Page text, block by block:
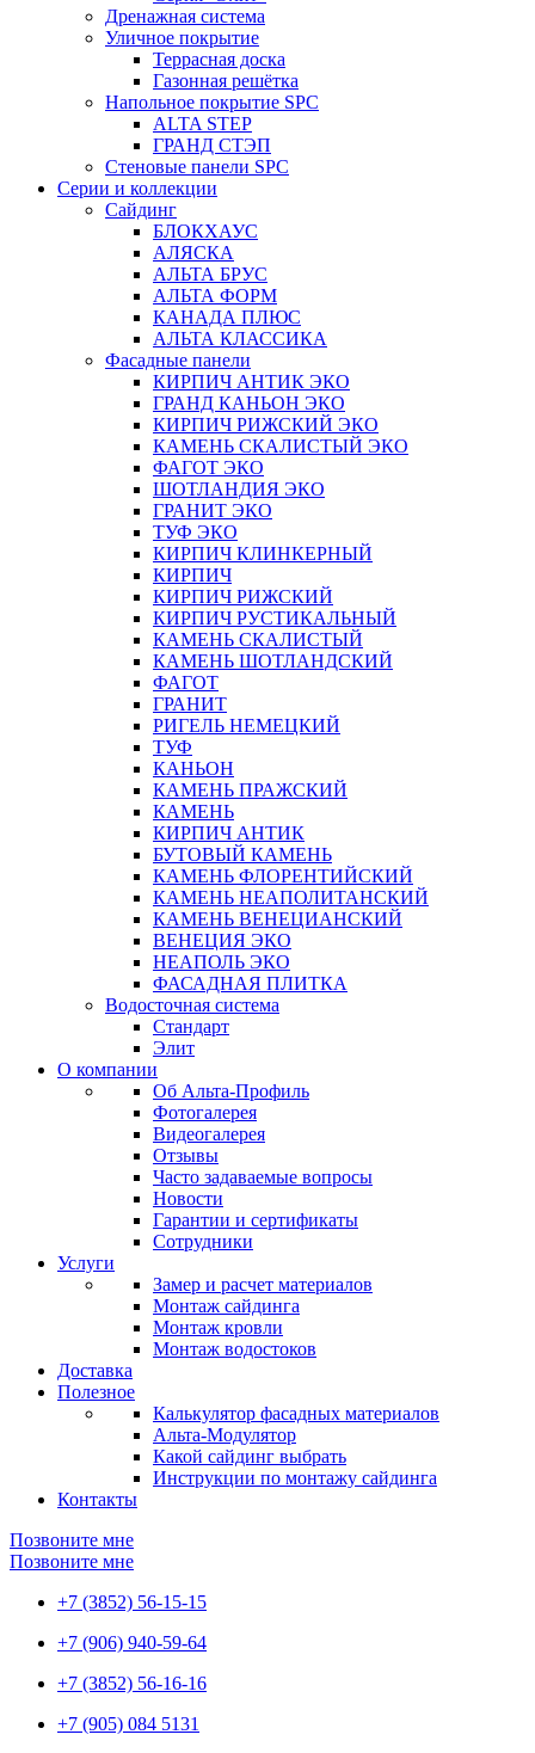
Дренажная система
Уличное покрытие
Террасная доска
Газонная решётка
Напольное покрытие SPC
ALTA STEP
ГРАНД СТЭП
Стеновые панели SPC
Серии и коллекции
Сайдинг
БЛОКХАУС
АЛЯСКА
АЛЬТА БРУС
АЛЬТА ФОРМ
КАНАДА ПЛЮС
АЛЬТА КЛАССИКА
Фасадные панели
КИРПИЧ АНТИК ЭКО
ГРАНД КАНЬОН ЭКО
КИРПИЧ РИЖСКИЙ ЭКО
КАМЕНЬ СКАЛИСТЫЙ ЭКО
ФАГОТ ЭКО
ШОТЛАНДИЯ ЭКО
ГРАНИТ ЭКО
ТУФ ЭКО
КИРПИЧ КЛИНКЕРНЫЙ
КИРПИЧ
КИРПИЧ РИЖСКИЙ
КИРПИЧ РУСТИКАЛЬНЫЙ
КАМЕНЬ СКАЛИСТЫЙ
КАМЕНЬ ШОТЛАНДСКИЙ
ФАГОТ
ГРАНИТ
РИГЕЛЬ НЕМЕЦКИЙ
ТУФ
КАНЬОН
КАМЕНЬ ПРАЖСКИЙ
КАМЕНЬ
КИРПИЧ АНТИК
БУТОВЫЙ КАМЕНЬ
КАМЕНЬ ФЛОРЕНТИЙСКИЙ
КАМЕНЬ НЕАПОЛИТАНСКИЙ
КАМЕНЬ ВЕНЕЦИАНСКИЙ
ВЕНЕЦИЯ ЭКО
НЕАПОЛЬ ЭКО
ФАСАДНАЯ ПЛИТКА
Водосточная система
Стандарт
Элит
О компании
Об Альта-Профиль
Фотогалерея
Видеогалерея
Отзывы
Часто задаваемые вопросы
Новости
Гарантии и сертификаты
Сотрудники
Услуги
Замер и расчет материалов
Монтаж сайдинга
Монтаж кровли
Монтаж водостоков
Доставка
Полезное
Калькулятор фасадных материалов
Альта-Модулятор
Какой сайдинг выбрать
Инструкции по монтажу сайдинга
Контакты
Позвоните мне
Позвоните мне
+7 (3852) 56-15-15
+7 (906) 940-59-64
+7 (3852) 56-16-16
+7 (905) 084 5131